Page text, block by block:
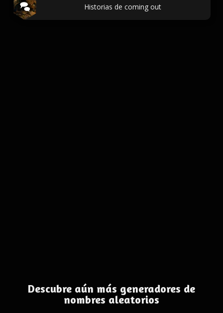
Historias de coming out
Descubre aún más generadores de
nombres aleatorios